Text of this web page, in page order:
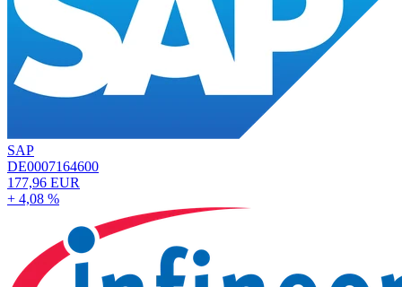
SAP
DE0007164600
177,96 EUR
+ 4,08 %